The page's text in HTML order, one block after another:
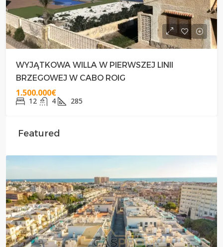
WYJĄTKOWA WILLA W PIERWSZEJ LINII
BRZEGOWEJ W CABO ROIG
1.500.000€
12 4 285
Featured